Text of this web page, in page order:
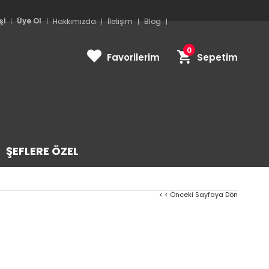
Hakkımızda İletişim Blog
Üye Ol
Sepetim
0
ŞEFLERE ÖZEL
Favorilerim
< < Önceki Sayfaya Dön